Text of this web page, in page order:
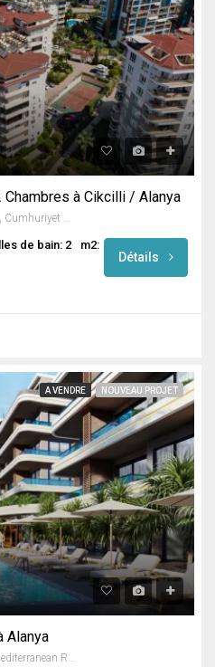
à Cikcilli / Alanya
Tahtakale Spot, Eğriköprü Caddesi, Cumhuriyet Mahallesi, Alanya, Antalya, Akdeniz Bölgesi, 07469, Türkiye
de bain: 2
m2:
Détails
A VENDRE NOUVEAU PROJET
Alanya
Oba Mahallesi, Alanya, Antalya, Mediterranean Region, Turkey